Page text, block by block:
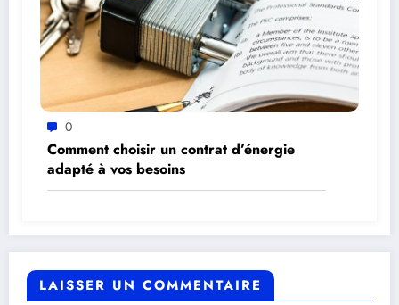
0
Comment choisir un contrat d’énergie
adapté à vos besoins
LAISSER UN COMMENTAIRE